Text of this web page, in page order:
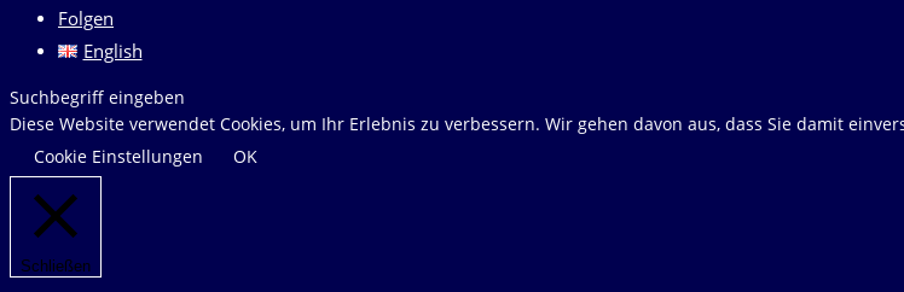
Folgen
English
Diese
Website
durchsuchen
Suchbegriff eingeben
Diese Website verwendet Cookies, um Ihr Erlebnis zu verbessern. Wir gehen davon aus, dass Sie damit
Cookie Einstellungen
OK
Schließen